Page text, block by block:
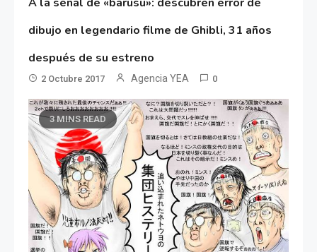
A la señal de «barusu»: descubren error de
dibujo en legendario filme de Ghibli, 31 años
después de su estreno
2 Octubre 2017 Agencia YEA 0
3 MINS READ